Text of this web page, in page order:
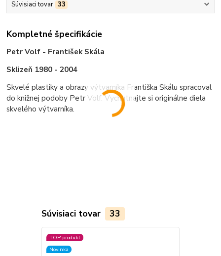
Súvisiaci tovar 33
Kompletné špecifikácie
Petr Volf - František Skála
Sklizeň 1980 - 2004
Skvelé plastiky a obrazy výtvarníka Františka Skálu spracoval
do knižnej podoby Petr Volf. Vychutnajte si originálne diela
skvelého výtvarníka.
Súvisiaci tovar 33
TOP produkt
Novinka